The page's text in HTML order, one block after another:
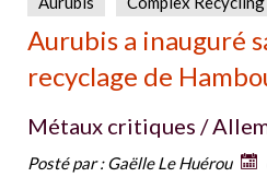
Aurubis a inauguré
recyclage de
Métaux critiques /
Posté par :Gaëlle Le Huérou